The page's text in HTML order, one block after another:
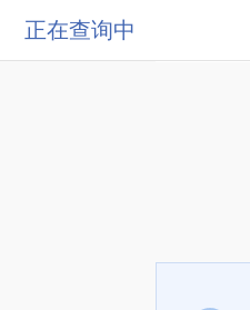
正在查询中